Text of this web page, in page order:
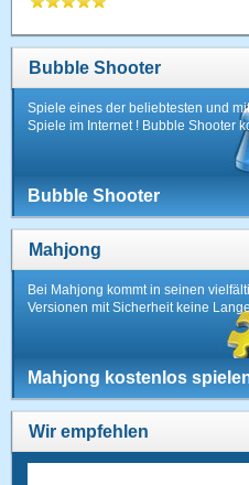
Bubble Shooter
Spiele eines der beliebtesten und
Spiele im Internet ! Bubble Shooter
Bubble Shooter
Mahjong
Bei Mahjong kommt in seinen
Versionen mit Sicherheit keine
Mahjong kostenlos
Wir empfehlen